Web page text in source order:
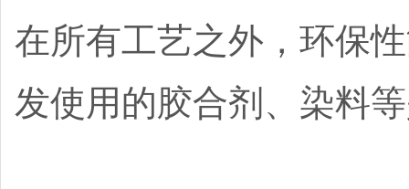
在所有工艺之外，环保
发使用的胶合剂、染料